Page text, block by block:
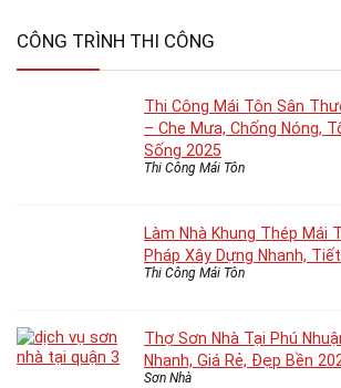
CÔNG TRÌNH THI CÔNG
Thi Công Mái Tôn Sân
– Che Mưa, Chống Nóng,
Sống 2025
Thi Công Mái Tôn
Làm Nhà Khung Thép Mái
Pháp Xây Dựng Nhanh,
Thi Công Mái Tôn
Thợ Sơn Nhà Tại Phú
Nhanh, Giá Rẻ, Đẹp Bền
Sơn Nhà